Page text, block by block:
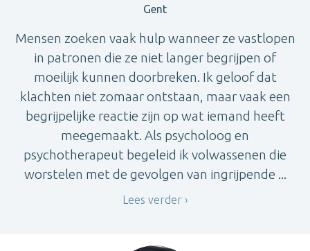
Gent
Mensen zoeken vaak hulp wanneer ze vastlopen
in patronen die ze niet langer begrijpen of
moeilijk kunnen doorbreken. Ik geloof dat
klachten niet zomaar ontstaan, maar vaak een
begrijpelijke reactie zijn op wat iemand heeft
meegemaakt. Als psycholoog en
psychotherapeut begeleid ik volwassenen die
worstelen met de gevolgen van ingrijpende ...
Lees verder